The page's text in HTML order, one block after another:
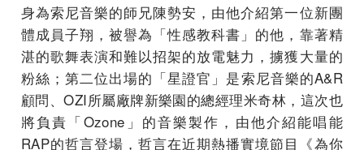
身為索尼音樂的師兄陳勢安，由他介紹第一位新團
體成員子翔，被譽為「性感教科書」的他，靠著精
湛的歌舞表演和難以招架的放電魅力，擄獲大量的
粉絲；第二位出場的「星證官」是索尼音樂的A&R
顧問、OZI所屬廠牌新樂園的總經理米奇林，這次也
將負責「Ozone」的音樂製作，由他介紹能唱能
RAP的哲言登場，哲言在近期熱播實境節目《為你